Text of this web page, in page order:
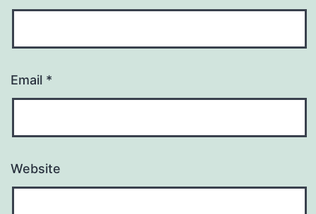
Email *
Website